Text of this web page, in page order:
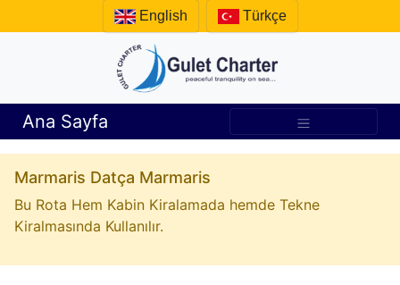
English Türkçe
Ana Sayfa
Marmaris Datça Marmaris
Bu Rota Hem Kabin Kiralamada hemde Tekne
Kiralmasında Kullanılır.